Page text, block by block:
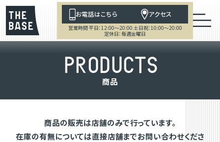
お電話はこちら アクセス
営業時間 平日：12:00～20:00 土日祝：10:00～20:00
定休日：毎週金曜日
PRODUCTS
商品
商品の販売は店舗のみで行っています。
在庫の有無については直接店舗までお問い合わせくださ